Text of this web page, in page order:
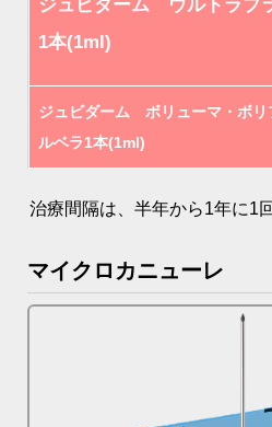
ジュビダーム ウルトラプ
1本(1ml)
ジュビダーム ボリューマ・ボリ
ルベラ1本(1ml)
治療間隔は、半年から1年に1
マイクロカニューレ